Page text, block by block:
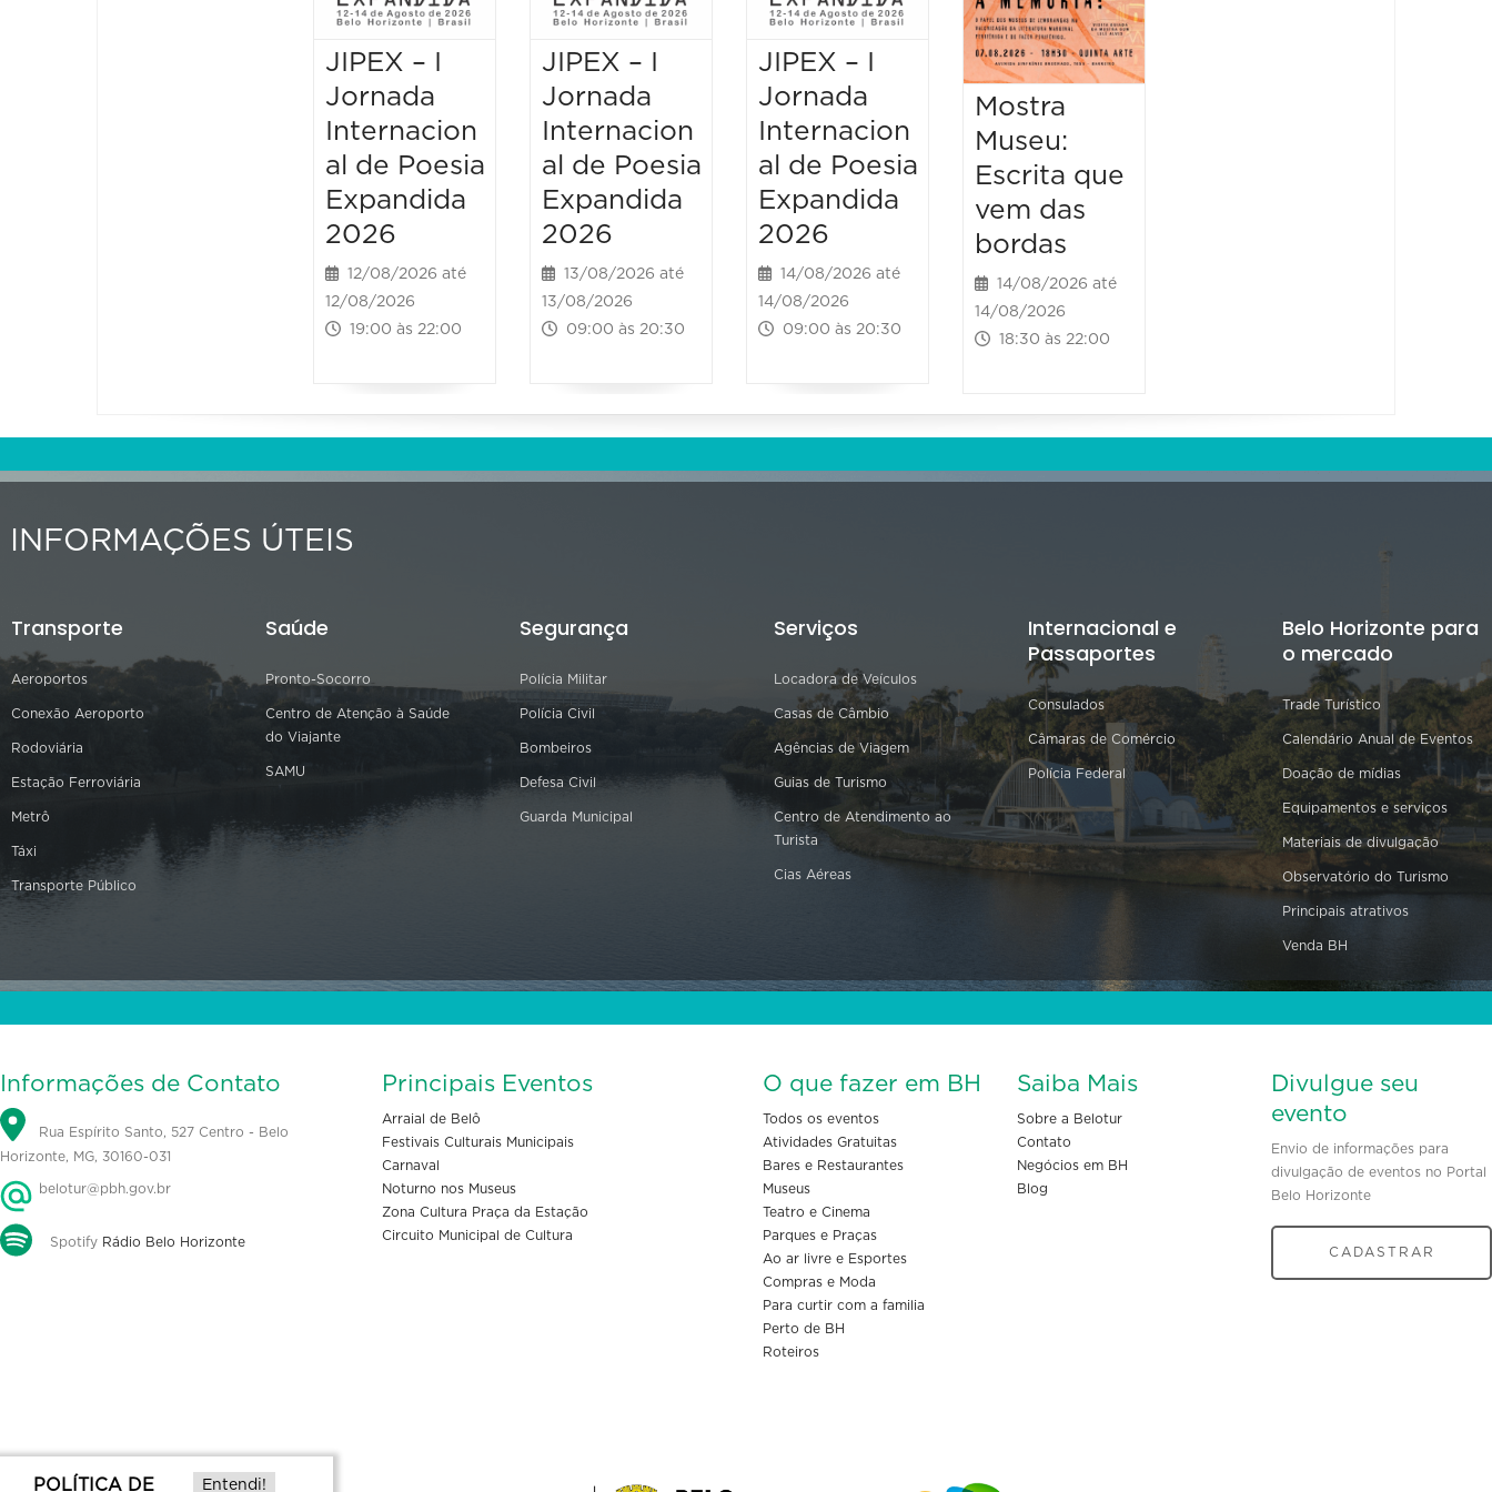
JIPEX – I
Jornada
Internacion
al de Poesia
Expandida
2026
12/08/2026 até
12/08/2026
19:00 às 22:00
JIPEX – I
Jornada
Internacion
al de Poesia
Expandida
2026
13/08/2026 até
13/08/2026
09:00 às 20:30
JIPEX – I
Jornada
Internacion
al de Poesia
Expandida
2026
14/08/2026 até
14/08/2026
09:00 às 20:30
Mostra
Museu:
Escrita que
vem das
bordas
14/08/2026 até
14/08/2026
18:30 às 22:00
INFORMAÇÕES ÚTEIS
Transporte
Aeroportos
Conexão Aeroporto
Rodoviária
Estação Ferroviária
Metrô
Táxi
Transporte Público
Saúde
Pronto-Socorro
Centro de Atenção à Saúde
do Viajante
SAMU
Segurança
Polícia Militar
Polícia Civil
Bombeiros
Defesa Civil
Guarda Municipal
Serviços
Locadora de Veículos
Casas de Câmbio
Agências de Viagem
Guias de Turismo
Centro de Atendimento ao
Turista
Cias Aéreas
Internacional e
Passaportes
Consulados
Câmaras de Comércio
Polícia Federal
Belo Horizonte para
o mercado
Trade Turístico
Calendário Anual de Eventos
Doação de mídias
Equipamentos e serviços
Materiais de divulgação
Observatório do Turismo
Principais atrativos
Venda BH
Informações de Contato
Rua Espírito Santo, 527 Centro - Belo
Horizonte, MG, 30160-031
belotur@pbh.gov.br
Spotify Rádio Belo Horizonte
Principais Eventos
Arraial de Belô
Festivais Culturais Municipais
Carnaval
Noturno nos Museus
Zona Cultura Praça da Estação
Circuito Municipal de Cultura
O que fazer em BH
Todos os eventos
Atividades Gratuitas
Bares e Restaurantes
Museus
Teatro e Cinema
Parques e Praças
Ao ar livre e Esportes
Compras e Moda
Para curtir com a familia
Perto de BH
Roteiros
Saiba Mais
Sobre a Belotur
Contato
Negócios em BH
Blog
Divulgue seu
evento
Envio de informações para
divulgação de eventos no Portal
Belo Horizonte
CADASTRAR
POLÍTICA DE Entendi!